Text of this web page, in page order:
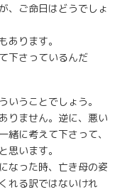
、ご命日はどうでしょ
あります。
下さっているんだ
いうことでしょう。
りません。逆に、悪い
に考えて下さって、
思います。
なった時、亡き母の姿
れる訳ではないけれ